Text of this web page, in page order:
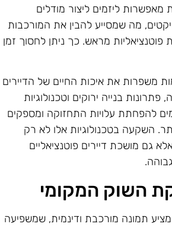
ליזמים ליצור מודלים
מה שמסייע להבין את המורכבות
מראש. כך ניתן לחסוך זמן
משפרות את איכות החיים של הדיירים
בנייה ירוקים וטכנולוגיות
להפחתת עלויות התחזוקה ומספקים
השקעה בטכנולוגיות אלו לא רק
מושכת דיירים פוטנציאליים
השוק המקומי
תמונה מורכבת ודינמית, שמשפיעה